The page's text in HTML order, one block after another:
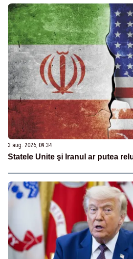
3 aug. 2026, 09:34
Statele Unite şi Iranul ar putea